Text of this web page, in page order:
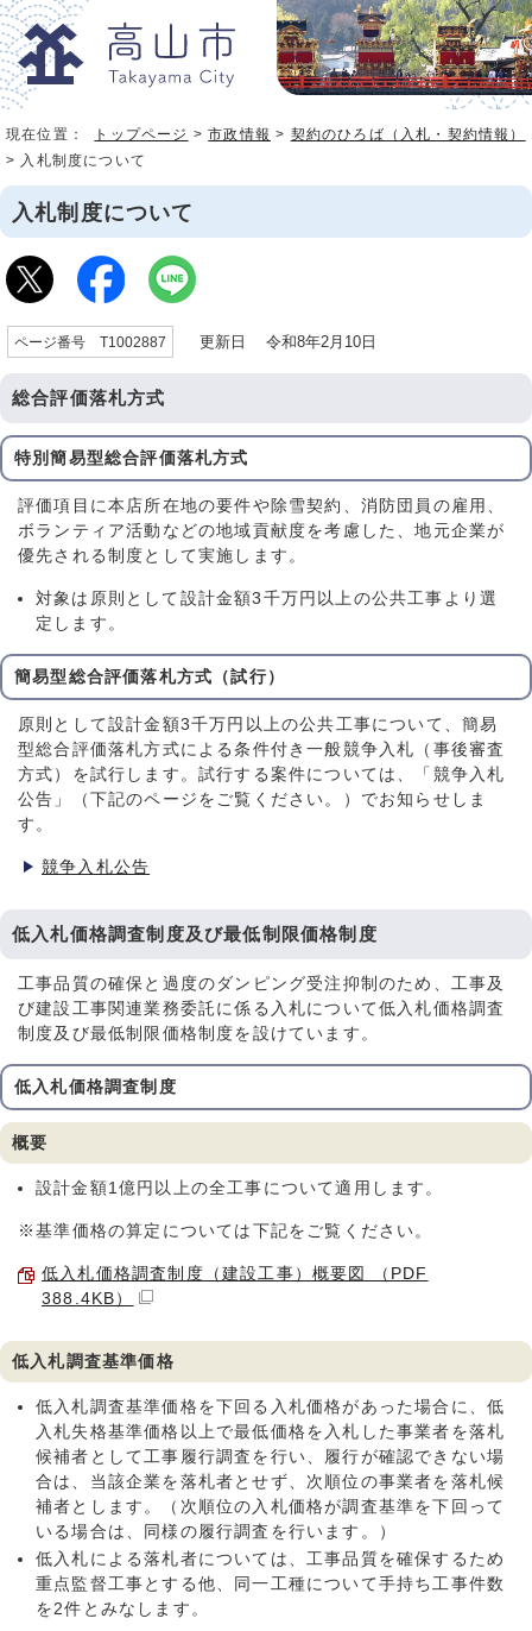
現在位置： トップページ >市政情報 > 契約のひろば（入札・契約情報）
> 入札制度について
入札制度について
ページ番号 T1002887 更新日 令和8年2月10日
総合評価落札方式
特別簡易型総合評価落札方式
評価項目に本店所在地の要件や除雪契約、消防団員の雇用、
ボランティア活動などの地域貢献度を考慮した、地元企業が
優先される制度として実施します。
対象は原則として設計金額3千万円以上の公共工事より選
定します。
簡易型総合評価落札方式（試行）
原則として設計金額3千万円以上の公共工事について、簡易
型総合評価落札方式による条件付き一般競争入札（事後審査
方式）を試行します。試行する案件については、「競争入札
公告」（下記のページをご覧ください。）でお知らせしま
す。
競争入札公告
低入札価格調査制度及び最低制限価格制度
工事品質の確保と過度のダンピング受注抑制のため、工事及
び建設工事関連業務委託に係る入札について低入札価格調査
制度及び最低制限価格制度を設けています。
低入札価格調査制度
概要
設計金額1億円以上の全工事について適用します。
※基準価格の算定については下記をご覧ください。
低入札価格調査制度（建設工事）概要図 （PDF
388.4KB）
低入札調査基準価格
低入札調査基準価格を下回る入札価格があった場合に、低
入札失格基準価格以上で最低価格を入札した事業者を落札
候補者として工事履行調査を行い、履行が確認できない場
合は、当該企業を落札者とせず、次順位の事業者を落札候
補者とします。（次順位の入札価格が調査基準を下回って
いる場合は、同様の履行調査を行います。）
低入札による落札者については、工事品質を確保するため
重点監督工事とする他、同一工種について手持ち工事件数
を2件とみなします。